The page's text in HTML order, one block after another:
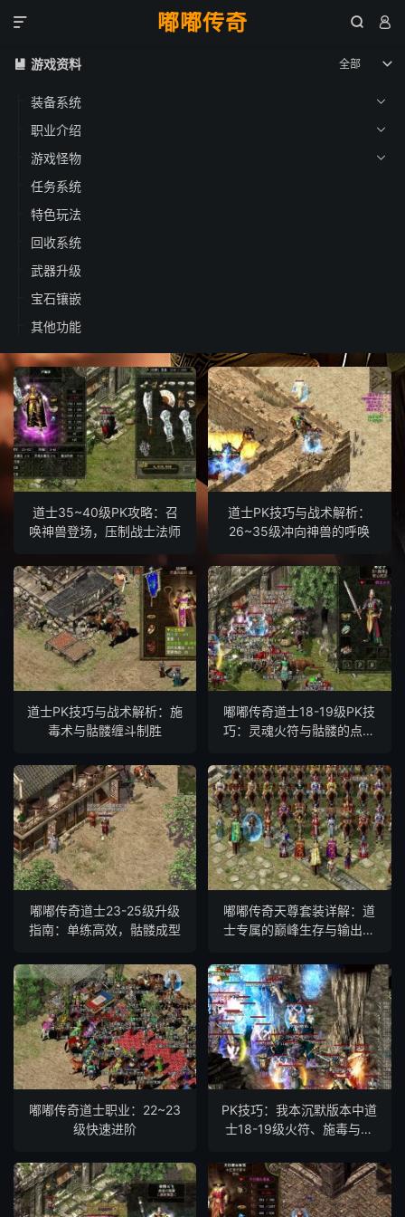
嘟嘟传奇  

全部 
 游戏资料
装备系统 
职业介绍 
游戏怪物 
任务系统
特色玩法
回收系统
武器升级
宝石镶嵌
其他功能
道士35~40级PK攻略：召
唤神兽登场，压制战士法师
道士PK技巧与战术解析：
26~35级冲向神兽的呼唤
道士PK技巧与战术解析：施
毒术与骷髅缠斗制胜
嘟嘟传奇道士18-19级PK技
巧：灵魂火符与骷髅的点线
嘟嘟传奇道士23-25级升级
指南：单练高效，骷髅成型
嘟嘟传奇天尊套装详解：道
士专属的巅峰生存与输出组
嘟嘟传奇道士职业：22~23
级快速进阶
PK技巧：我本沉默版本中道
士18-19级火符、施毒与骷